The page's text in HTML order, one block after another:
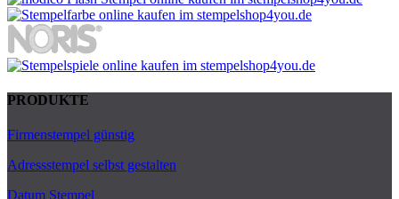
PRODUKTE
Firmenstempel günstig
Adressstempel selbst gestalten
Datum Stempel